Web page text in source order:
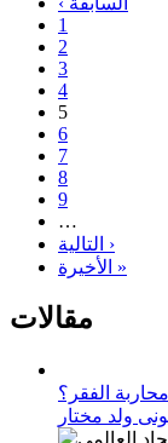
1
2
3
4
5
6
7
8
9
…
التالية ›
الأخيرة »
مقالات
الفقر؟
ولد مختار